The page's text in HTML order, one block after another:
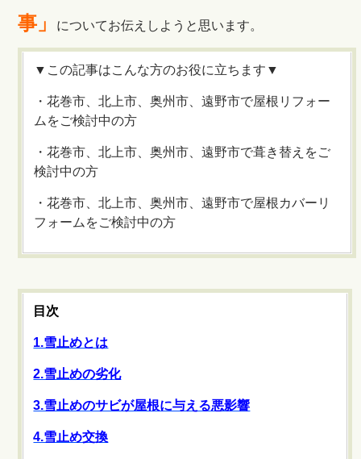
事」
についてお伝えしようと思います。
▼この記事はこんな方のお役に立ちます▼
・花巻市、北上市、奥州市、遠野市で屋根リフォー
ムをご検討中の方
・花巻市、北上市、奥州市、遠野市で葺き替えをご
検討中の方
・花巻市、北上市、奥州市、遠野市で屋根カバーリ
フォームをご検討中の方
目次
1.雪止めとは
2.雪止めの劣化
3.雪止めのサビが屋根に与える悪影響
4.雪止め交換